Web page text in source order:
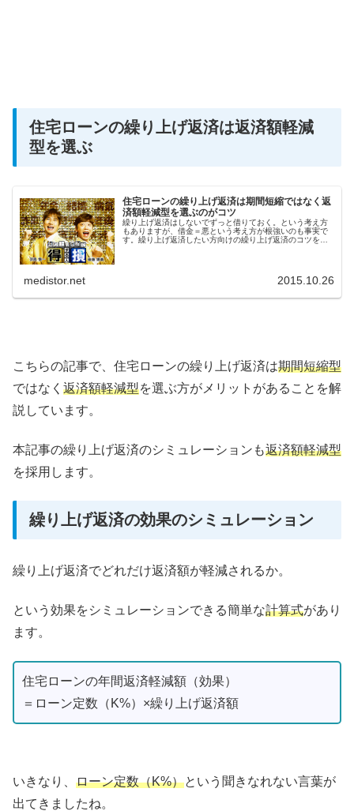
住宅ローンの繰り上げ返済は返済額軽減
型を選ぶ
住宅ローンの繰り上げ返済は期間短縮ではなく返
済額軽減型を選ぶのがコツ
繰り上げ返済はしないでずっと借りておく。という考え方
もありますが、借金＝悪という考え方が根強いのも事実で
す。繰り上げ返済したい方向けの繰り上げ返済のコツを解
medistor.net 2015.10.26
こちらの記事で、住宅ローンの繰り上げ返済は期間短縮型
ではなく 返済額軽減型を選ぶ方がメリットがあることを解
説しています。
本記事の繰り上げ返済のシミュレーションも返済額軽減型
を採用します。
繰り上げ返済の効果のシミュレーション
繰り上げ返済でどれだけ返済額が軽減されるか。
という効果をシミュレーションできる簡単な計算式があり
ます。
住宅ローンの年間返済軽減額（効果）
＝ローン定数（K%）×繰り上げ返済額
いきなり、 ローン定数（K%）という聞きなれない言葉が
出てきましたね。